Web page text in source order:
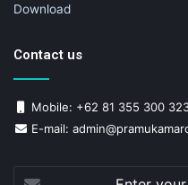
Download
Contact us
Mobile: +62 81 355 300
E-mail: